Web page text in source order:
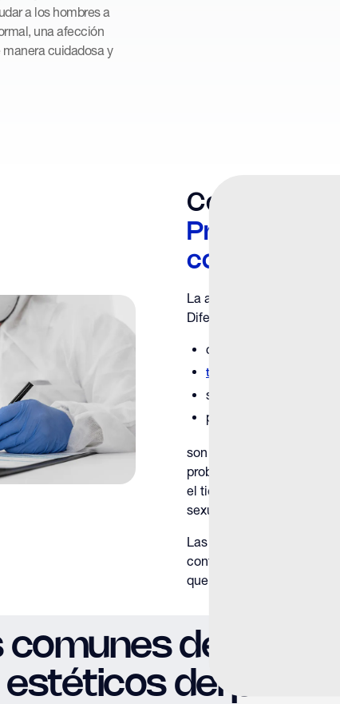
a los hombres a
una afección
cuidadosa y
Comprensión
cosméticas
La apariencia del pene
Diferencias en:
cobertura del prepucio
tono y textura de la piel
simetría
patrón vascular
son con frecuencia
problemas estéticos
el tiempo, causan
sexual o reflejan
Las preocupaciones
contexto, no descartarse,
que requieren intervención.
comunes de
estéticos del pene